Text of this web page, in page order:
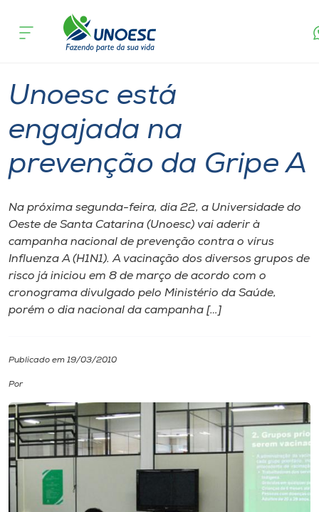
Cursos
Atendimento ao Estudante
Portal de Ensino
A
Internacionalização
Cultura
CPA
acontece
Unoesc está
engajada na
prevenção da Gripe A
Na próxima segunda-feira, dia 22, a Universidade do
Oeste de Santa Catarina (Unoesc) vai aderir à
campanha nacional de prevenção contra o vírus
Influenza A (H1N1). A vacinação dos diversos grupos de
risco já iniciou em 8 de março de acordo com o
cronograma divulgado pelo Ministério da Saúde,
porém o dia nacional da campanha […]
Publicado em 19/03/2010
Por